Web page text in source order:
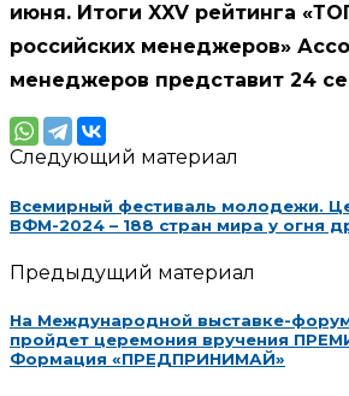
июня. Итоги XXV рейтинга
российских менеджеров»
менеджеров представит 24
Следующий материал
Всемирный фестиваль молодежи.
ВФМ-2024 – 188 стран мира у огня
Предыдущий материал
На Международной выставке-
пройдет церемония вручения
Формация «ПРЕДПРИНИМАЙ»